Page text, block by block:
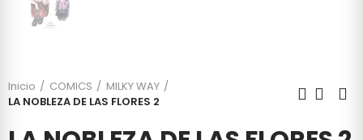
Inicio COMICS
MILKY WAY
LA NOBLEZA DE LAS FLORES 2